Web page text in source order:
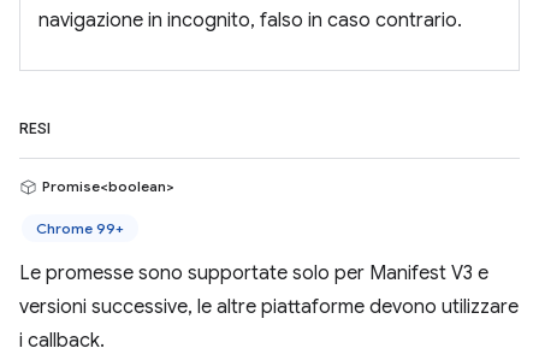
navigazione in incognito, falso in caso contrario.
RESI
Promise<boolean>
Chrome 99+
Le promesse sono supportate solo per Manifest V3 e
versioni successive, le altre piattaforme devono utilizzare
i callback.